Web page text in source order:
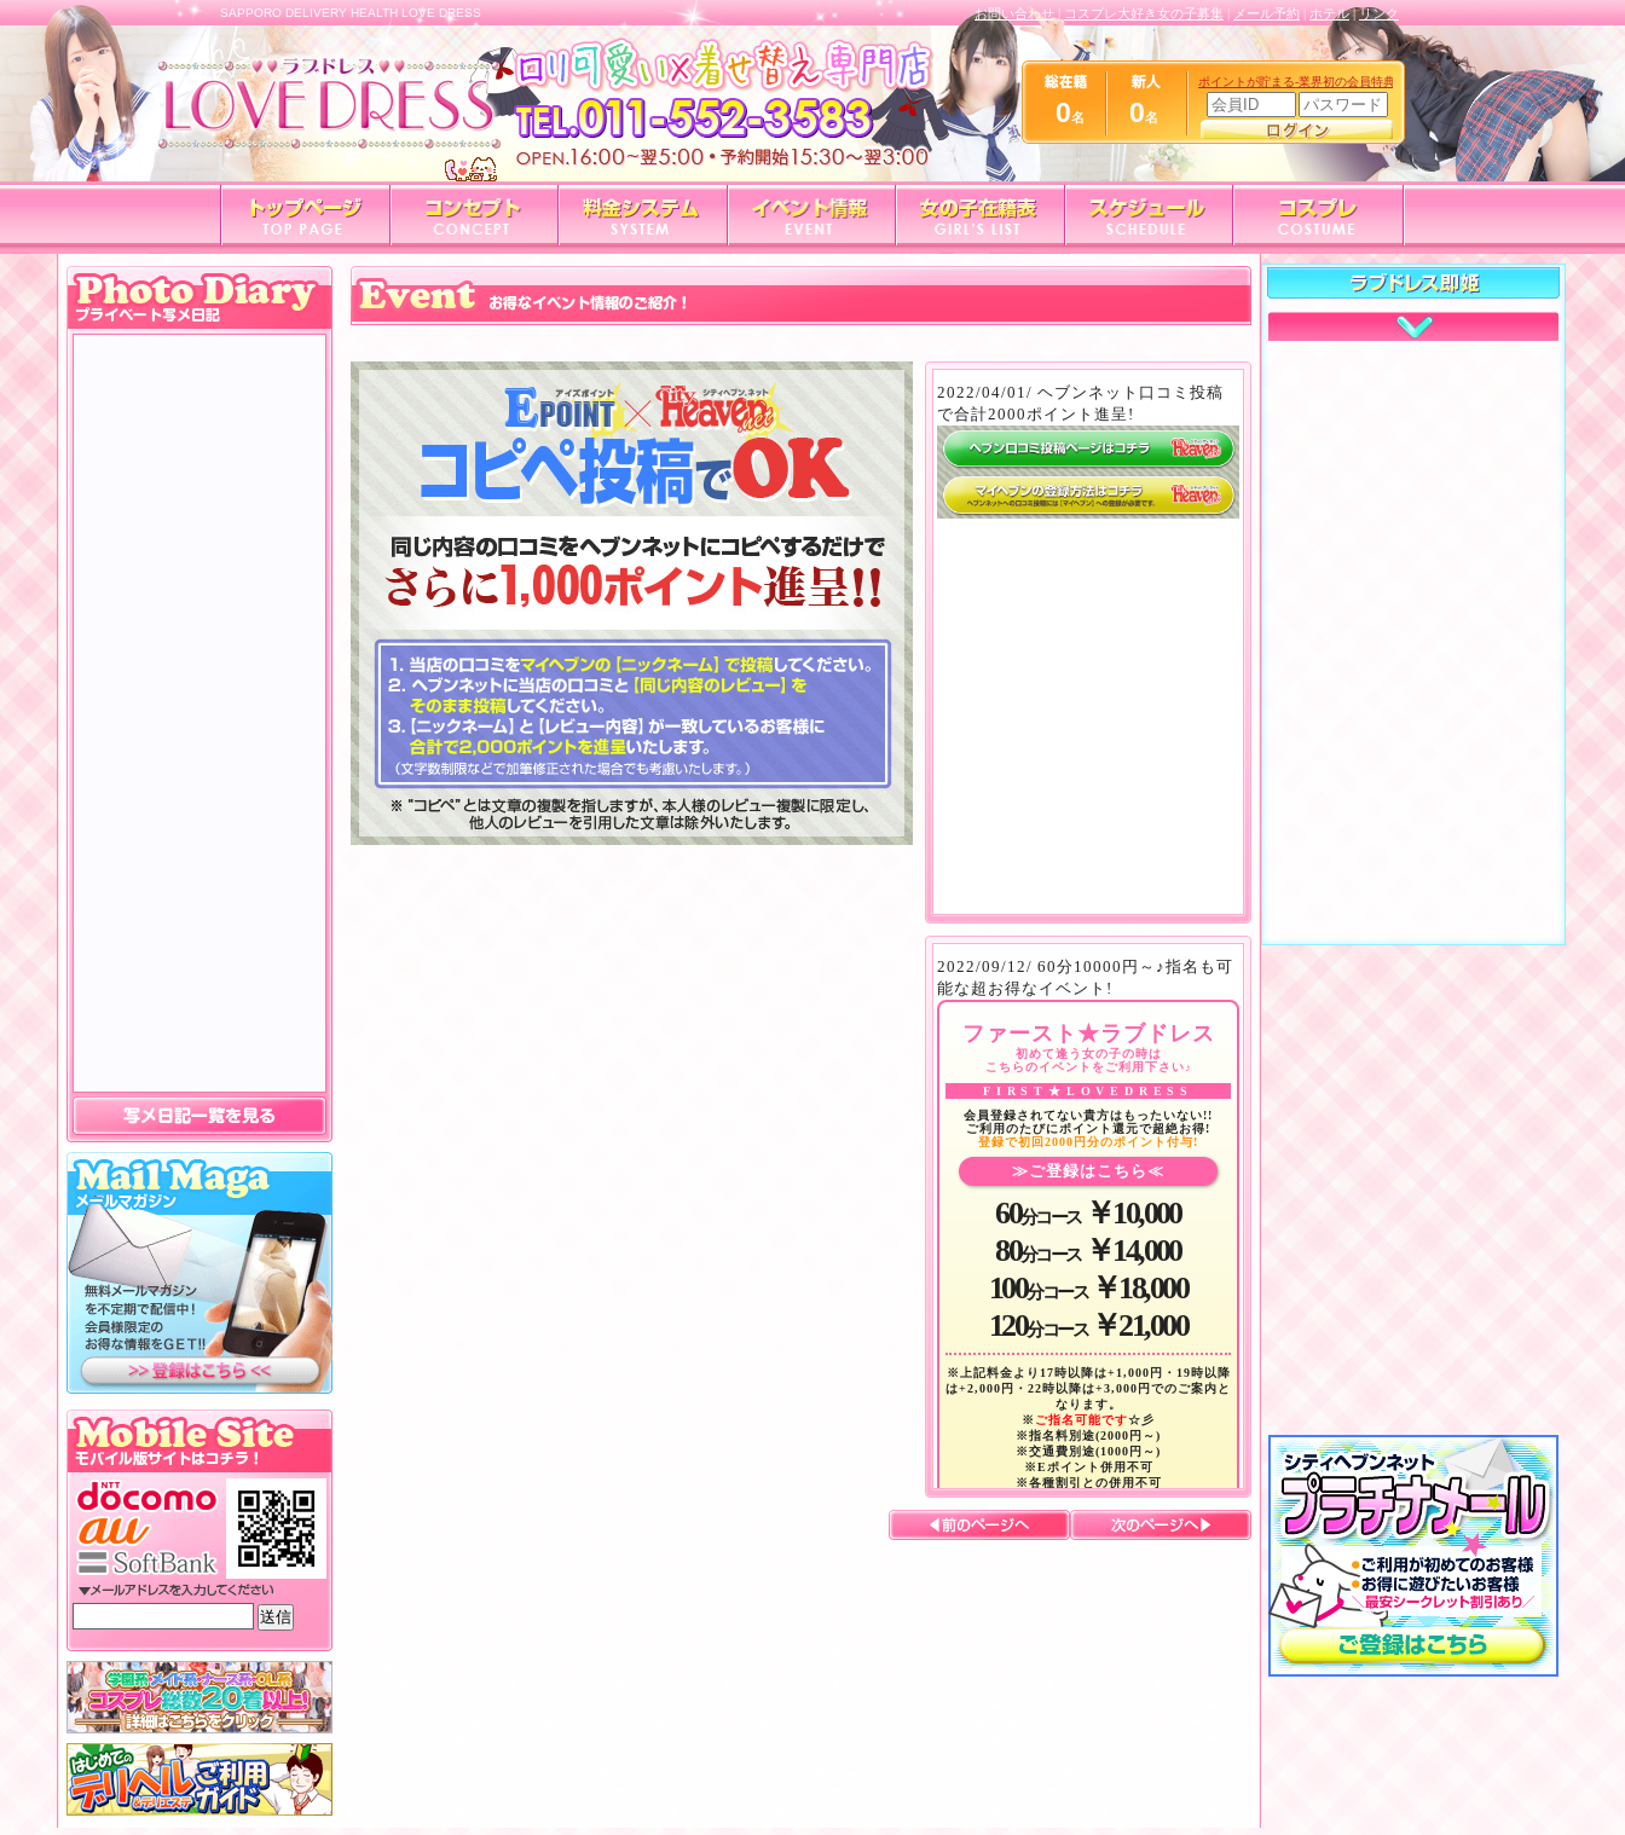
SAPPORO DELIVERY HEALTH LOVE DRESS お問い合わせ | コスプレ大好き女の子募集 メール予約 | ホテル|リンク
0名 0名
2022/04/01/ ヘブンネット口コミ投稿
で合計2000ポイント進呈!
2022/09/12/ 60分10000円～♪指名も可
能な超お得なイベント!
ファースト★ラブドレス
初めて逢う女の子の時は
こちらのイベントをご利用下さい♪
FIRST★LOVEDRESS
会員登録されてない貴方はもったいない!!
ご利用のたびにポイント還元で超絶お得!
登録で初回2000円分のポイント付与!
≫ご登録はこちら≪
60分コース ￥10,000
80分コース ￥14,000
100分コース ￥18,000
120分コース ￥21,000
※上記料金より17時以降は+1,000円・19時以降
は+2,000円・22時以降は+3,000円でのご案内と
なります。
※ ご指名可能です☆彡
※指名料別途(2000円～)
※交通費別途(1000円～)
※Eポイント併用不可
※各種割引との併用不可
※リピート指名不可